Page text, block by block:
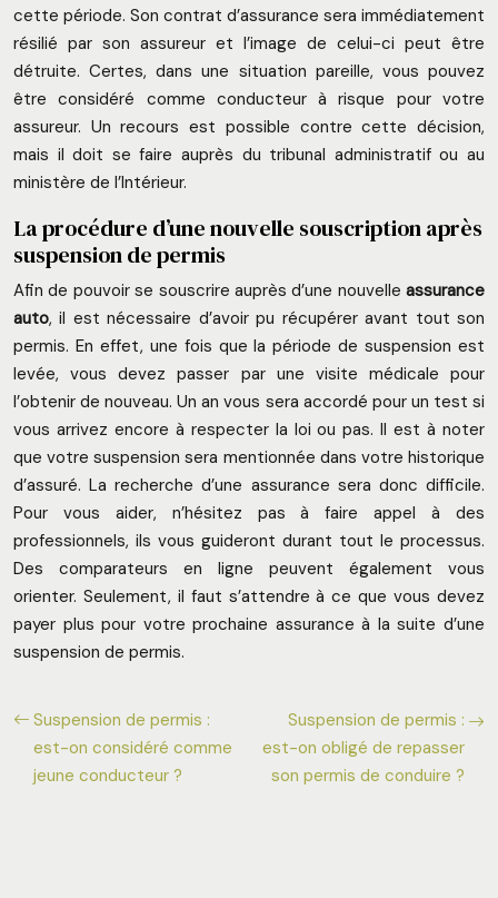
cette période. Son contrat d’assurance sera immédiatement
résilié par son assureur et l’image de celui-ci peut être
détruite. Certes, dans une situation pareille, vous pouvez
être considéré comme conducteur à risque pour votre
assureur. Un recours est possible contre cette décision,
mais il doit se faire auprès du tribunal administratif ou au
ministère de l’Intérieur.
La procédure d’une nouvelle souscription après
suspension de permis
Afin de pouvoir se souscrire auprès d’une nouvelle assurance
auto, il est nécessaire d’avoir pu récupérer avant tout son
permis. En effet, une fois que la période de suspension est
levée, vous devez passer par une visite médicale pour
l’obtenir de nouveau. Un an vous sera accordé pour un test si
vous arrivez encore à respecter la loi ou pas. Il est à noter
que votre suspension sera mentionnée dans votre historique
d’assuré. La recherche d’une assurance sera donc difficile.
Pour vous aider, n’hésitez pas à faire appel à des
professionnels, ils vous guideront durant tout le processus.
Des comparateurs en ligne peuvent également vous
orienter. Seulement, il faut s’attendre à ce que vous devez
payer plus pour votre prochaine assurance à la suite d’une
suspension de permis.
Suspension de permis :
est-on considéré comme
jeune conducteur ?
Suspension de permis :
est-on obligé de repasser
son permis de conduire ?